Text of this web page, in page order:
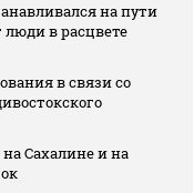
на пути
люди в расцвете
в связи со
Сахалине и на